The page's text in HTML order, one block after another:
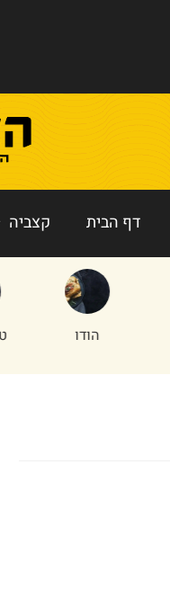
דף הבית קצביה
טלה/כבש